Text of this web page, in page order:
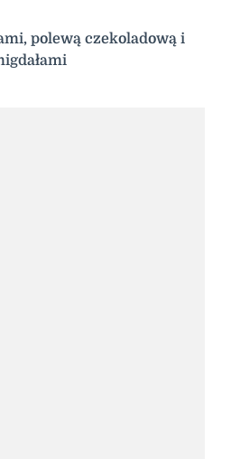
polewą czekoladową i